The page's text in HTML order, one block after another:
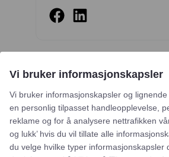
Lignende blogginnlegg
Vi bruker informasjonskapsler
Vi bruker informasjonskapsler og
en personlig tilpasset handleopplevelse,
reklame og for å analysere nettrafikken
og lukk’ hvis du vil tillate alle
du velge hvilke typer informasjonskapsler